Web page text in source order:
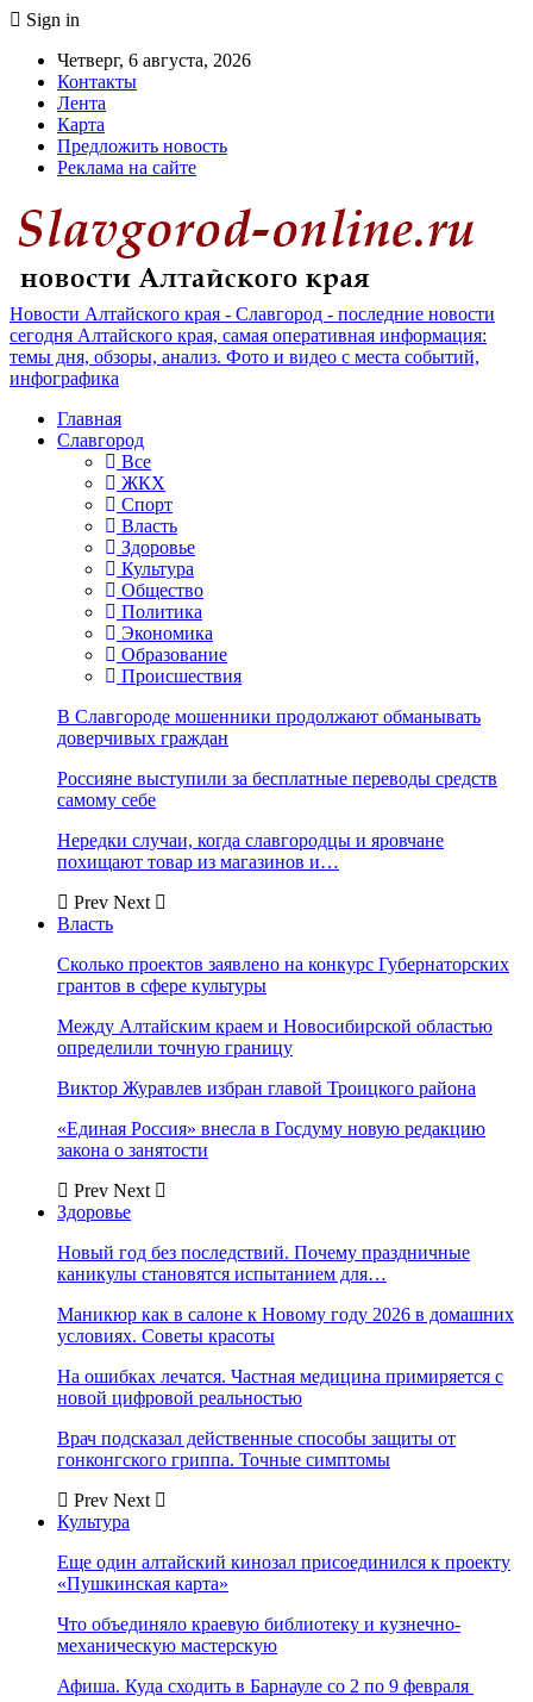
Sign in
Четверг, 6 августа, 2026
Контакты
Лента
Карта
Предложить новость
Реклама на сайте
Новости Алтайского края - Славгород - последние новости
сегодня Алтайского края, самая оперативная информация:
темы дня, обзоры, анализ. Фото и видео с места событий,
инфографика
Главная
Славгород
Все
ЖКХ
Спорт
Власть
Здоровье
Культура
Общество
Политика
Экономика
Образование
Происшествия
В Славгороде мошенники продолжают обманывать
доверчивых граждан
Россияне выступили за бесплатные переводы средств
самому себе
Нередки случаи, когда славгородцы и яровчане
похищают товар из магазинов и…
Prev Next
Власть
Сколько проектов заявлено на конкурс Губернаторских
грантов в сфере культуры
Между Алтайским краем и Новосибирской областью
определили точную границу
Виктор Журавлев избран главой Троицкого района
«Единая Россия» внесла в Госдуму новую редакцию
закона о занятости
Prev Next
Здоровье
Новый год без последствий. Почему праздничные
каникулы становятся испытанием для…
Маникюр как в салоне к Новому году 2026 в домашних
условиях. Советы красоты
На ошибках лечатся. Частная медицина примиряется с
новой цифровой реальностью
Врач подсказал действенные способы защиты от
гонконгского гриппа. Точные симптомы
Prev Next
Культура
Еще один алтайский кинозал присоединился к проекту
«Пушкинская карта»
Что объединяло краевую библиотеку и кузнечно-
механическую мастерскую
Афиша. Куда сходить в Барнауле со 2 по 9 февраля